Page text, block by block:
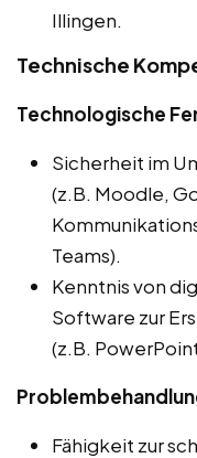
Illingen.
Technische
Technologische
Sicherheit im
(z.B. Moodle,
Teams).
Kenntnis von
Software zur
(z.B.
Fähigkeit zur